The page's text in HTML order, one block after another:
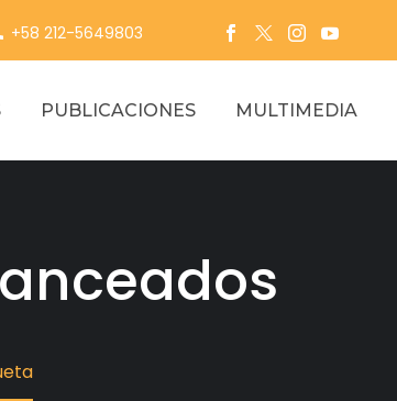
+58 212-5649803
PUBLICACIONES MULTIMEDIA